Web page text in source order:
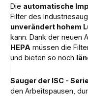
Die automatische
Filter des
unverändert hohem
kann. Dank der neuen
HEPA müssen die
und bieten so noch
Sauger der ISC -
den Arbeitspausen,